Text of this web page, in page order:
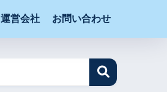
運営会社 お問い合わせ